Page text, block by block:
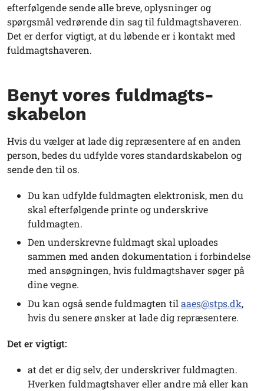
efterfølgende sende alle breve, oplysninger og
spørgsmål vedrørende din sag til fuldmagtshaveren.
Det er derfor vigtigt, at du løbende er i kontakt med
fuldmagtshaveren.
Benyt vores fuldmagts-
skabelon
Hvis du vælger at lade dig repræsentere af en anden
person, bedes du udfylde vores standardskabelon og
sende den til os.
Du kan udfylde fuldmagten elektronisk, men du
skal efterfølgende printe og underskrive
fuldmagten.
Den underskrevne fuldmagt skal uploades
sammen med anden dokumentation i forbindelse
med ansøgningen, hvis fuldmagtshaver søger på
dine vegne.
Du kan også sende fuldmagten til aaes@stps.dk,
hvis du senere ønsker at lade dig repræsentere.
Det er vigtigt:
at det er dig selv, der underskriver fuldmagten.
Hverken fuldmagtshaver eller andre må eller kan